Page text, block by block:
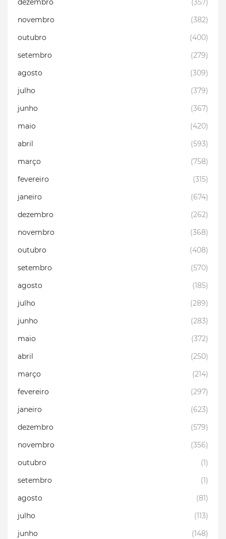
dezembro
(357)
novembro
(382)
outubro
(400)
setembro
(279)
agosto
(309)
julho
(379)
junho
(367)
maio
(420)
abril
(593)
março
(758)
fevereiro
(315)
janeiro
(674)
dezembro
(262)
novembro
(368)
outubro
(408)
setembro
(570)
agosto
(185)
julho
(289)
junho
(283)
maio
(372)
abril
(250)
março
(214)
fevereiro
(297)
janeiro
(623)
dezembro
(579)
novembro
(356)
outubro
(1)
setembro
(1)
agosto
(81)
julho
(113)
junho
(148)